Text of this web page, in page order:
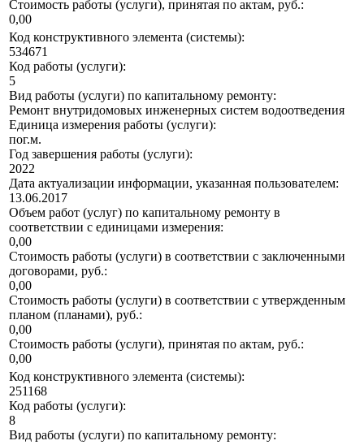
Стоимость работы (услуги), принятая по актам, руб.:
0,00
Код конструктивного элемента (системы):
534671
Код работы (услуги):
5
Вид работы (услуги) по капитальному ремонту:
Ремонт внутридомовых инженерных систем водоотведения
Единица измерения работы (услуги):
пог.м.
Год завершения работы (услуги):
2022
Дата актуализации информации, указанная пользователем:
13.06.2017
Объем работ (услуг) по капитальному ремонту в
соответствии с единицами измерения:
0,00
Стоимость работы (услуги) в соответствии с заключенными
договорами, руб.:
0,00
Стоимость работы (услуги) в соответствии с утвержденным
планом (планами), руб.:
0,00
Стоимость работы (услуги), принятая по актам, руб.:
0,00
Код конструктивного элемента (системы):
251168
Код работы (услуги):
8
Вид работы (услуги) по капитальному ремонту: